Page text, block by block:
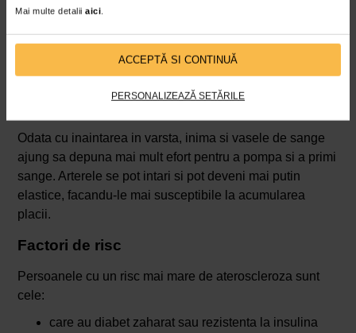
Mai multe detalii aici
ACCEPTĂ SI CONTINUĂ
PERSONALIZEAZĂ SETĂRILE
Odata cu inaintarea in varsta, inima si vasele de sange
ajung sa depuna mai mult efort pentru a pompa si a primi
sange. Arterele se pot intari si pot deveni mai putin
elastice, facandu-le mai susceptibile la acumularea
placii.
Factori de risc
Persoanele cu un risc mai mare de ateroscleroza sunt
cele:
care au diabet zaharat sau rezistenta la insulina